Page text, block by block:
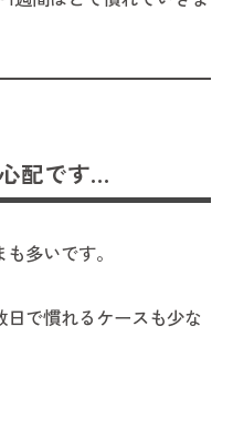
配です…
多いです。
で慣れるケースも少な